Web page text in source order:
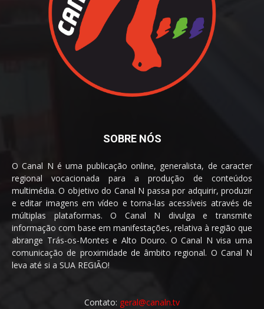
SOBRE NÓS
O Canal N é uma publicação online, generalista, de caracter
regional vocacionada para a produção de conteúdos
multimédia. O objetivo do Canal N passa por adquirir, produzir
e editar imagens em vídeo e torna-las acessíveis através de
múltiplas plataformas. O Canal N divulga e transmite
informação com base em manifestações, relativa à região que
abrange Trás-os-Montes e Alto Douro. O Canal N visa uma
comunicação de proximidade de âmbito regional. O Canal N
leva até si a SUA REGIÃO!
Contato: geral@canaln.tv